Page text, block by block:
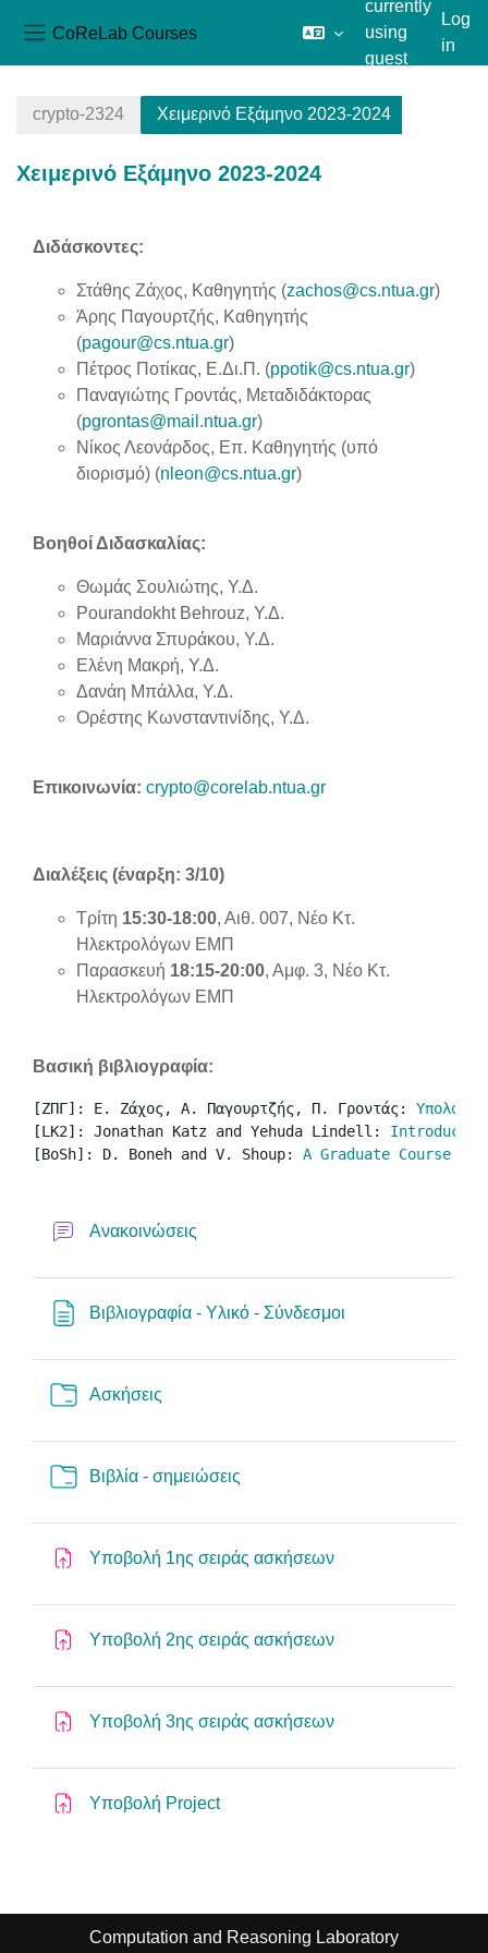
CoReLab Courses
currently
using
guest
Log
in
crypto-2324 Χειμερινό Εξάμηνο 2023-2024
Χειμερινό Εξάμηνο 2023-2024
Section outline
Διδάσκοντες:
Στάθης Ζάχος, Καθηγητής (zachos@cs.ntua.gr)
Άρης Παγουρτζής, Καθηγητής
(pagour@cs.ntua.gr)
Πέτρος Ποτίκας, Ε.Δι.Π. (ppotik@cs.ntua.gr)
Παναγιώτης Γροντάς, Μεταδιδάκτορας
(pgrontas@mail.ntua.gr)
Νίκος Λεονάρδος, Επ. Καθηγητής (υπό
διορισμό) (nleon@cs.ntua.gr)
Βοηθοί Διδασκαλίας:
Θωμάς Σουλιώτης, Υ.Δ.
Pourandokht Behrouz, Υ.Δ.
Μαριάννα Σπυράκου, Υ.Δ.
Ελένη Μακρή, Υ.Δ.
Δανάη Μπάλλα, Υ.Δ.
Ορέστης Κωνσταντινίδης, Υ.Δ.
Επικοινωνία: crypto@corelab.ntua.gr
Διαλέξεις (έναρξη: 3/10)
Τρίτη 15:30-18:00, Αιθ. 007, Νέο Κτ.
Ηλεκτρολόγων ΕΜΠ
Παρασκευή 18:15-20:00, Αμφ. 3, Νέο Κτ.
Ηλεκτρολόγων ΕΜΠ
Βασική βιβλιογραφία:
[ΖΠΓ]: Ε. Ζάχος, Α. Παγουρτζής, Π. Γροντάς:
[LK2]: Jonathan Katz and Yehuda Lindell:
[BoSh]: D. Boneh and V. Shoup: A Graduate Course in
Ανακοινώσεις
Βιβλιογραφία - Υλικό - Σύνδεσμοι
Ασκήσεις
Βιβλία - σημειώσεις
Υποβολή 1ης σειράς ασκήσεωνAssignment
Υποβολή 2ης σειράς ασκήσεωνAssignment
Υποβολή 3ης σειράς ασκήσεωνAssignment
Υποβολή ProjectAssignment
Computation and Reasoning Laboratory